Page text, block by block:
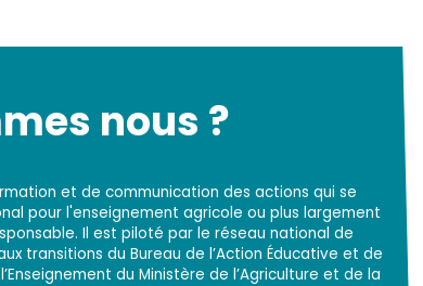
nous ?
et de communication des actions qui se
pour l'enseignement agricole ou plus largement
Il est piloté par le réseau national de
transitions du Bureau de l’Action Éducative et de
du Ministère de l’Agriculture et de la